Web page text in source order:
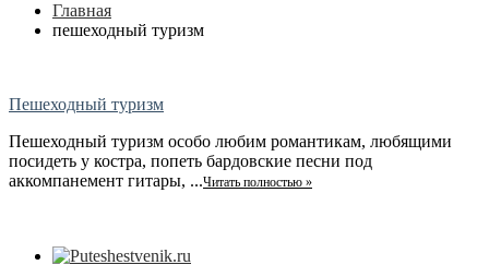
Главная
пешеходный туризм
Пешеходный туризм
Пешеходный туризм особо любим романтикам, любящими
посидеть у костра, попеть бардовские песни под
аккомпанемент гитары, ...Читать полностью »